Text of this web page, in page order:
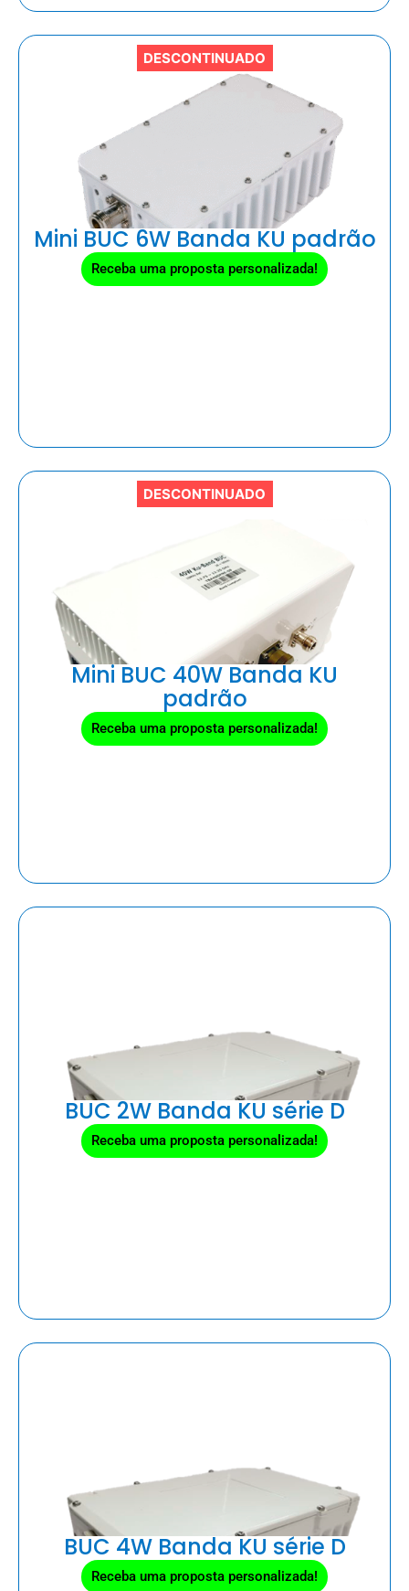
DESCONTINUADO
Mini BUC 6W Banda KU padrão
Receba uma proposta personalizada!
DESCONTINUADO
Mini BUC 40W Banda KU
padrão
Receba uma proposta personalizada!
BUC 2W Banda KU série D
Receba uma proposta personalizada!
BUC 4W Banda KU série D
Receba uma proposta personalizada!